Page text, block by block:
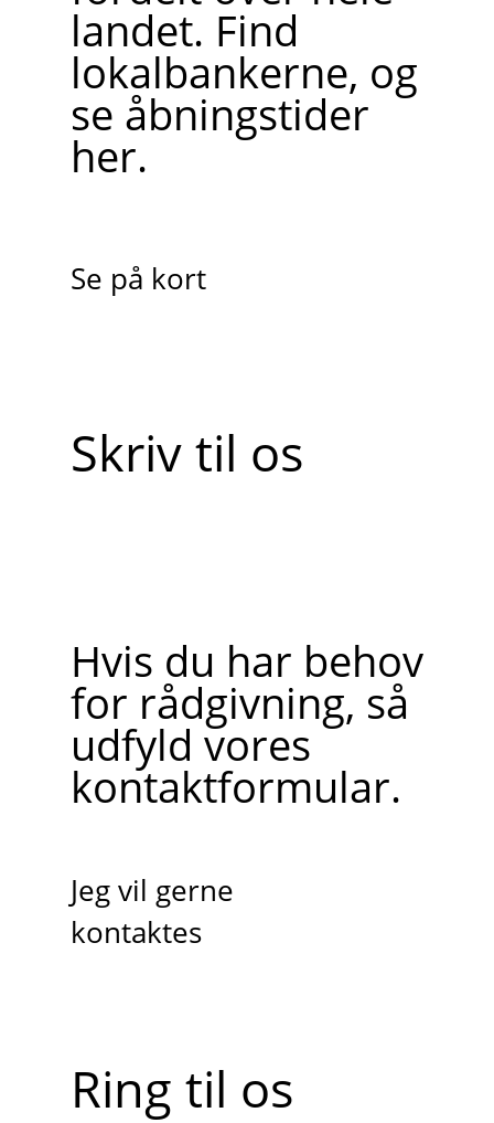
landet. Find
lokalbankerne, og
se åbningstider
her.
Se på kort
Skriv til os
Hvis du har behov
for rådgivning, så
udfyld vores
kontaktformular.
Jeg vil gerne
kontaktes
Ring til os